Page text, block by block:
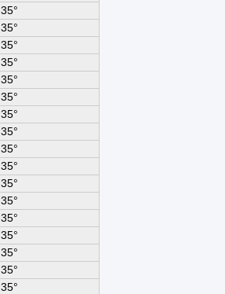
35°
35°
35°
35°
35°
35°
35°
35°
35°
35°
35°
35°
35°
35°
35°
35°
35°